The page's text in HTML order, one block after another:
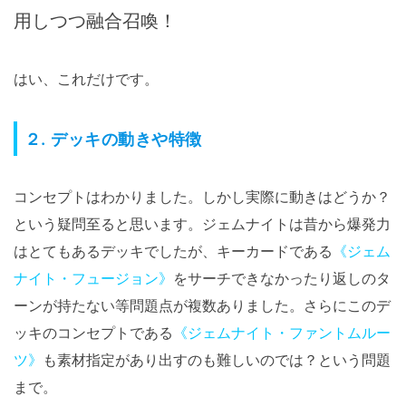
用しつつ融合召喚！
はい、これだけです。
２. デッキの動きや特徴
コンセプトはわかりました。しかし実際に動きはどうか？
という疑問至ると思います。ジェムナイトは昔から爆発力
はとてもあるデッキでしたが、キーカードである 《ジェム
ナイト・フュージョン》 をサーチできなかったり返しのタ
ーンが持たない等問題点が複数ありました。さらにこのデ
ッキのコンセプトである 《ジェムナイト・ファントムルー
ツ》 も素材指定があり出すのも難しいのでは？という問題
まで。